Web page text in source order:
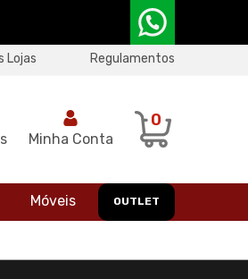
Lojas Regulamentos
Minha Conta
0
OUTLET
Móveis